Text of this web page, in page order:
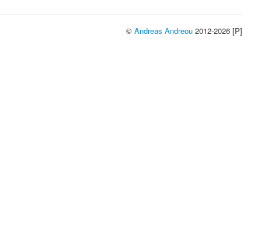
© Andreas Andreou 2012-2026 [P]